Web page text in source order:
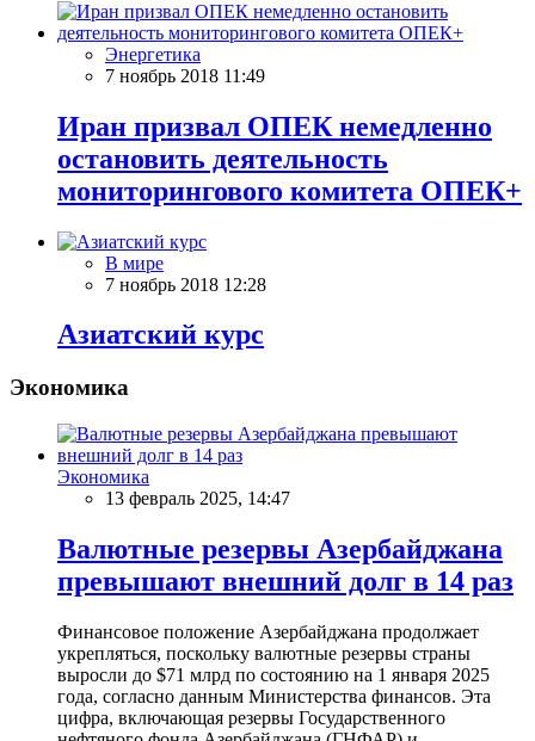
Энергетика
7 ноябрь 2018 11:49
Иран призвал ОПЕК немедленно
остановить деятельность
мониторингового комитета ОПЕК+
В мире
7 ноябрь 2018 12:28
Азиатский курс
Экономика
Экономика
13 февраль 2025, 14:47
Валютные резервы Азербайджана
превышают внешний долг в 14 раз
Финансовое положение Азербайджана продолжает
укрепляться, поскольку валютные резервы страны
выросли до $71 млрд по состоянию на 1 января 2025
года, согласно данным Министерства финансов. Эта
цифра, включающая резервы Государственного